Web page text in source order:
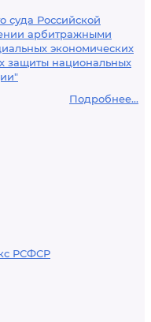
суда Российской
арбитражными
экономических
защиты национальных
Подробнее...
РСФСР